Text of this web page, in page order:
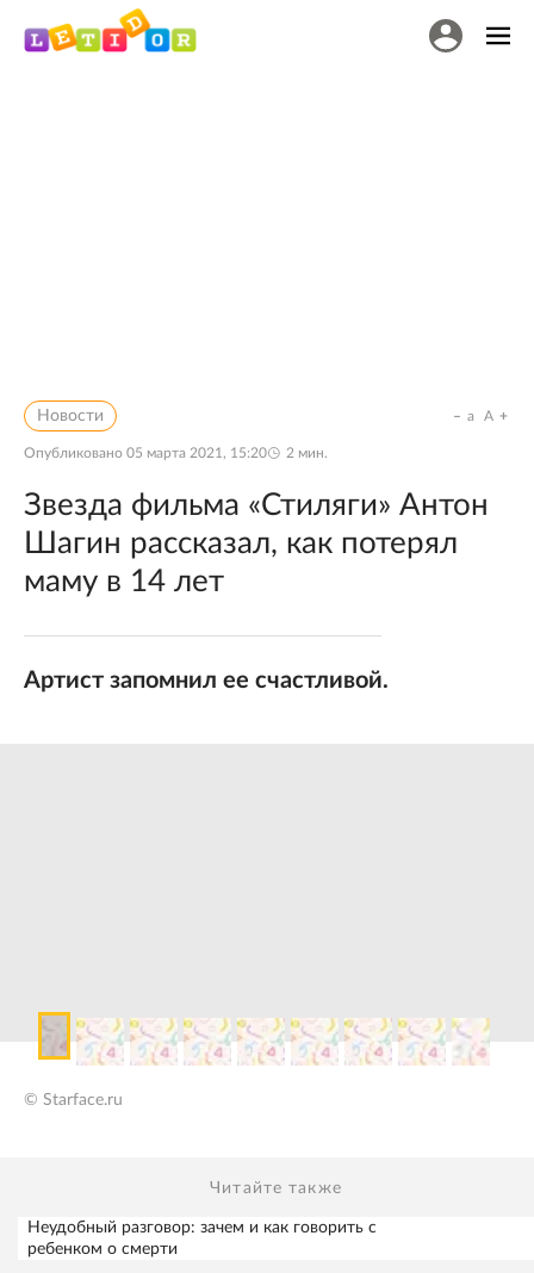
Новости
Опубликовано 05 марта 2021, 15:20 2 мин.
a A
Звезда фильма «Стиляги» Антон
Шагин рассказал, как потерял
маму в 14 лет
Артист запомнил ее счастливой.
© Starface.ru
Читайте также
Неудобный разговор: зачем и как говорить с
ребенком о смерти